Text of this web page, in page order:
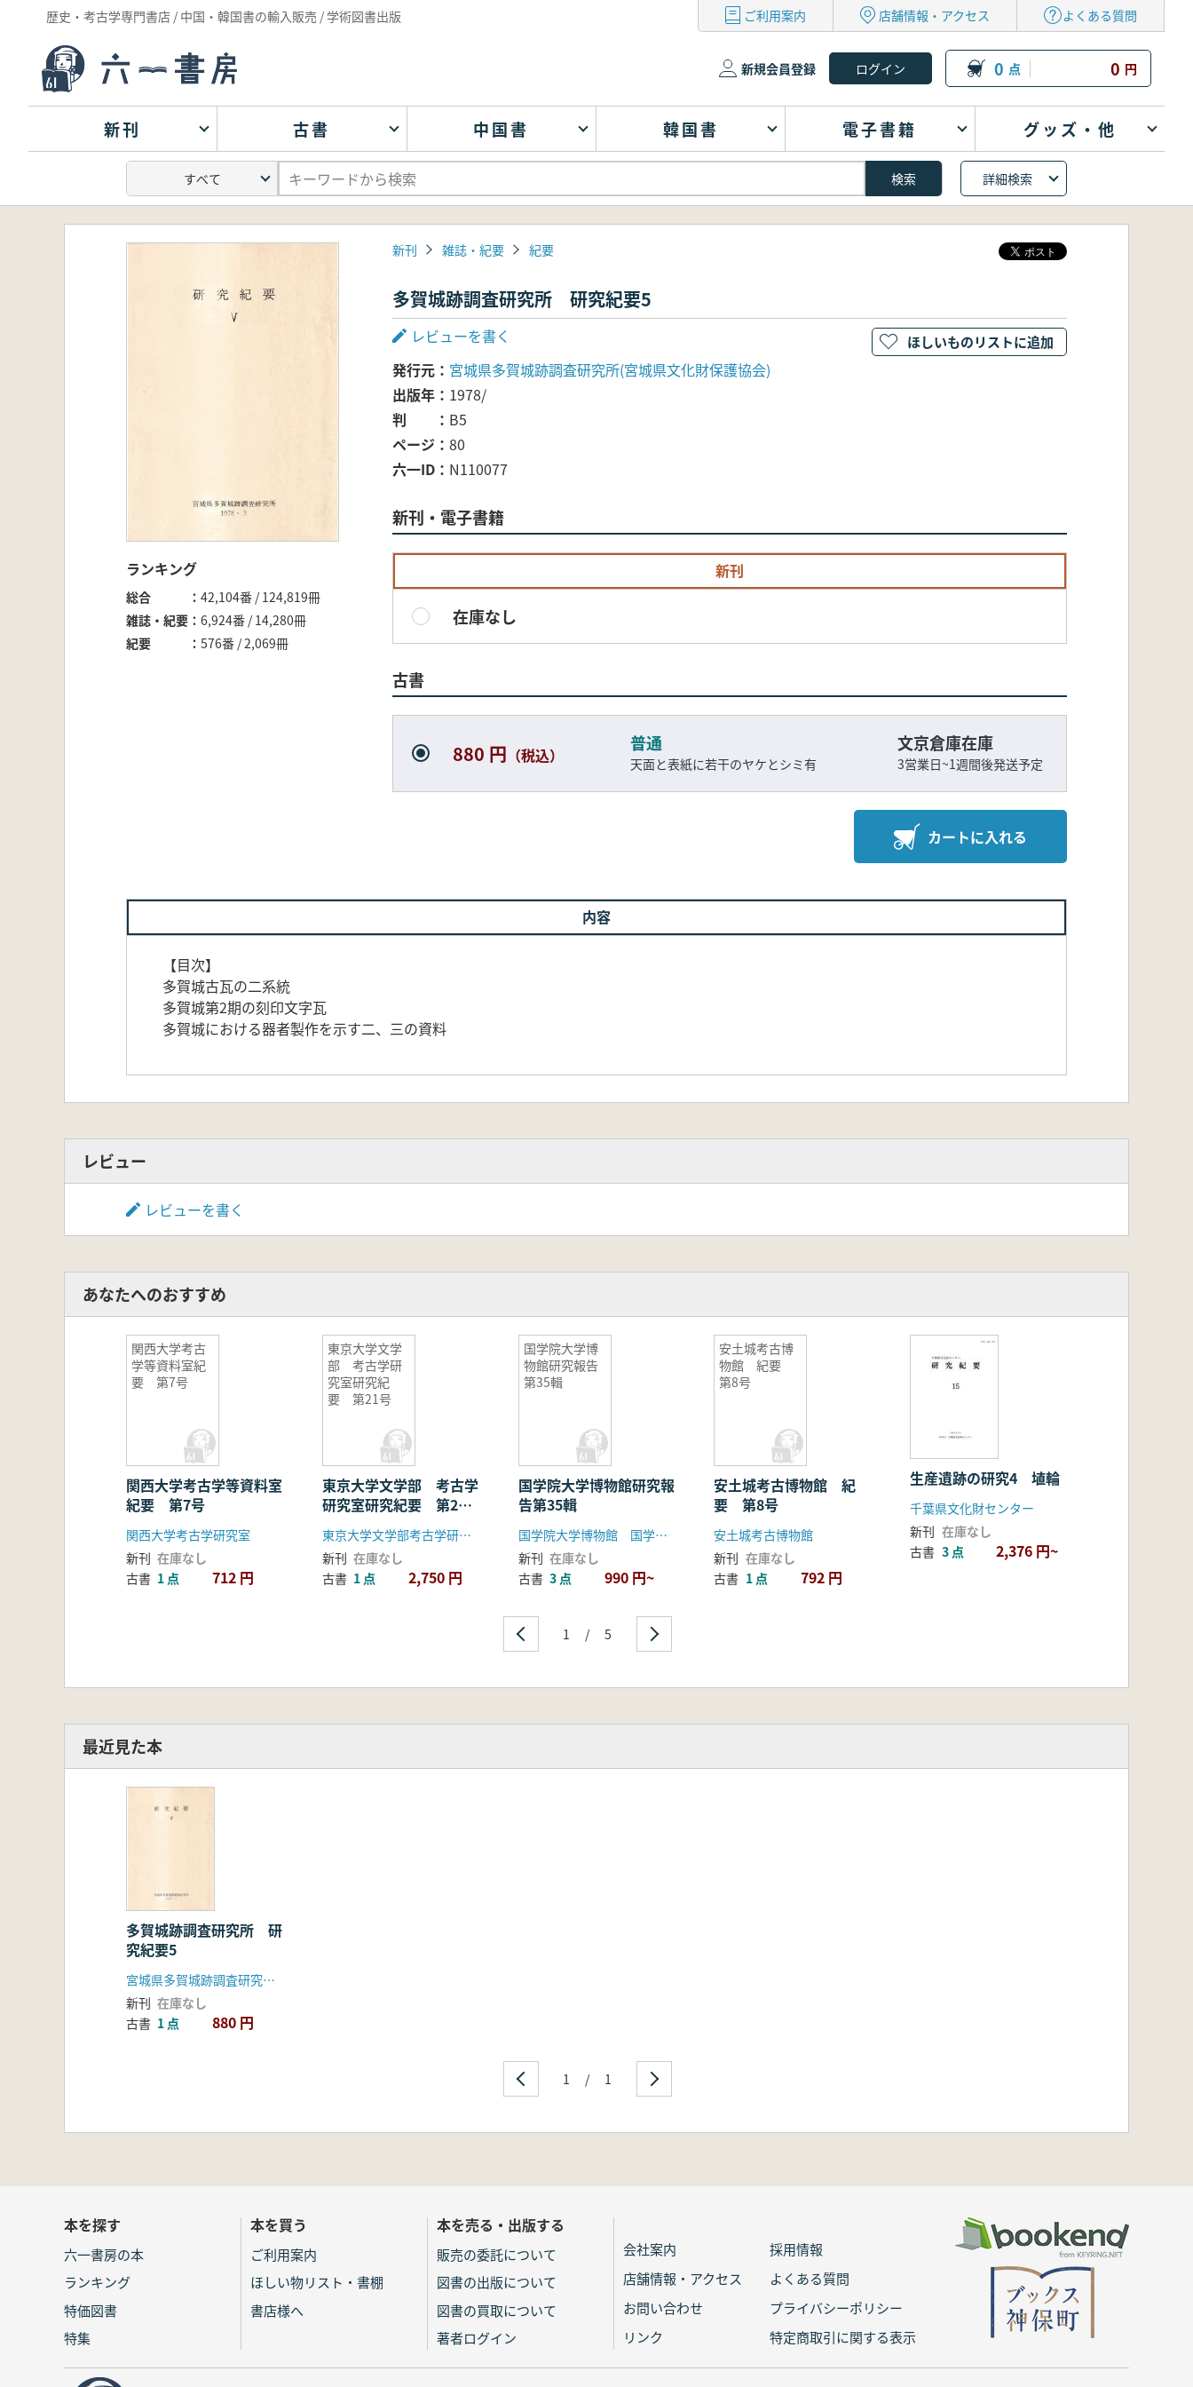
歴史・考古学専門書店 / 中国・韓国書の輸入販売 / 学術図書出版 ご利用案内 店舗情報・アクセス よくある質問
新規会員登録 0 点 0 円
新刊 古書 中国書 韓国書 電子書籍 グッズ・他
詳細検索
ランキング
総合
42,104番 / 124,819冊
雑誌・紀要
6,924番 / 14,280冊
紀要
576番 / 2,069冊
新刊 雑誌・紀要 紀要
多賀城跡調査研究所 研究紀要5
レビューを書く
発行元
宮城県多賀城跡調査研究所(宮城県文化財保護協会)
出版年
1978/
判
B5
ページ
80
六一ID
N110077
新刊・電子書籍
新刊
在庫なし
古書
880 円 （税込）
普通
天面と表紙に若干のヤケとシミ有
文京倉庫在庫
3営業日~1週間後発送予定
カートに入れる
ほしいものリストに追加
内容
【目次】
多賀城古瓦の二系統
多賀城第2期の刻印文字瓦
多賀城における器者製作を示す二、三の資料
レビュー
レビューを書く
あなたへのおすすめ
関西大学考古
学等資料室紀
要 第7号
関西大学考古学等資料室
紀要 第7号
関西大学考古学研究室
新刊 在庫なし
古書 1 点 712 円
東京大学文学
部 考古学研
究室研究紀
要 第21号
東京大学文学部 考古学
研究室研究紀要 第21
号
東京大学文学部考古学研究室
新刊 在庫なし
古書 1 点 2,750 円
国学院大学博
物館研究報告
第35輯
国学院大学博物館研究報
告第35輯
国学院大学博物館 国学院大学学術資料センター
新刊 在庫なし
古書 3 点 990 円~
安土城考古博
物館 紀要
第8号
安土城考古博物館 紀
要 第8号
安土城考古博物館
新刊 在庫なし
古書 1 点 792 円
生産遺跡の研究4 埴輪
千葉県文化財センター
新刊 在庫なし
古書 3 点 2,376 円~
1 / 5
最近見た本
多賀城跡調査研究所 研
究紀要5
宮城県多賀城跡調査研究所(宮城県文化財保護協会)
新刊 在庫なし
古書 1 点 880 円
1 / 1
本を探す
六一書房の本
ランキング
特価図書
特集
本を買う
ご利用案内
ほしい物リスト・書棚
書店様へ
本を売る・出版する
販売の委託について
図書の出版について
図書の買取について
著者ログイン
会社案内
採用情報
店舗情報・アクセス
よくある質問
お問い合わせ
プライバシーポリシー
リンク
特定商取引に関する表示